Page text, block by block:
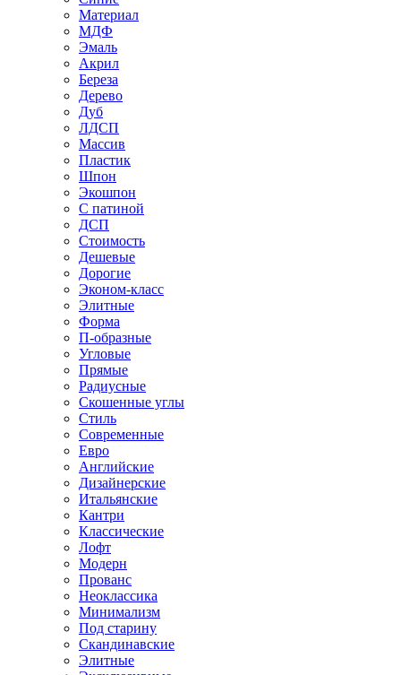
Материал
МДФ
Эмаль
Акрил
Береза
Дерево
Дуб
ЛДСП
Массив
Пластик
Шпон
Экошпон
С патиной
ДСП
Стоимость
Дешевые
Дорогие
Эконом-класс
Элитные
Форма
П-образные
Угловые
Прямые
Радиусные
Скошенные углы
Стиль
Современные
Евро
Английские
Дизайнерские
Итальянские
Кантри
Классические
Лофт
Модерн
Прованс
Неоклассика
Минимализм
Под старину
Скандинавские
Элитные